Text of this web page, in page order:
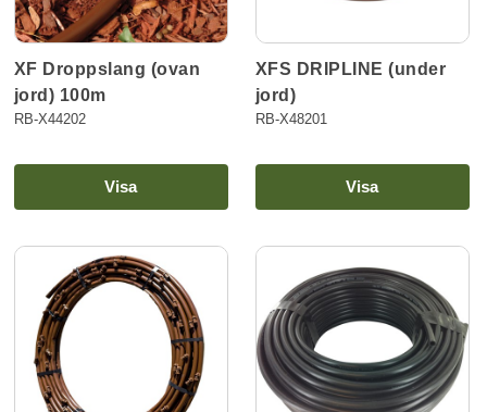
XF Droppslang (ovan
jord) 100m
RB-X44202
Visa
XFS DRIPLINE (under
jord)
RB-X48201
Visa